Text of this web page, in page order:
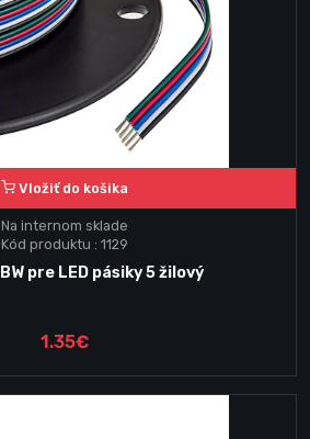
Vložiť do košika
Na internom sklade
Kód produktu : 1129
pre LED pásiky 5 žilový
1.35€